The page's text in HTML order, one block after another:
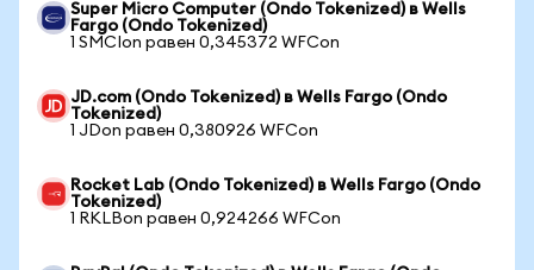
Super Micro Computer (Ondo Tokenized) в Wells
Fargo (Ondo Tokenized)
1 SMCIon равен 0,345372 WFCon
JD.com (Ondo Tokenized) в Wells Fargo (Ondo
Tokenized)
1 JDon равен 0,380926 WFCon
Rocket Lab (Ondo Tokenized) в Wells Fargo (Ondo
Tokenized)
1 RKLBon равен 0,924266 WFCon